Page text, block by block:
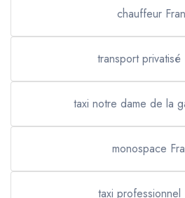
chauffeur
transport privatisé
taxi notre dame de la
monospace
taxi professionnel